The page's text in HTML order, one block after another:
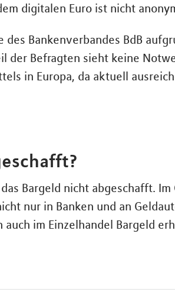
digitalen Euro ist nicht
Bankenverbandes BdB
der Befragten sieht keine
in Europa, da aktuell
Bargeld nicht abgeschafft. Im
nur in Banken und an
im Einzelhandel Bargeld